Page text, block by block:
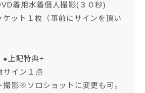
着用水着個人撮影(３０秒)
ケット１枚（事前にサインを頂い
●上記特典+
イン１点
撮影※ソロショットに変更も可。